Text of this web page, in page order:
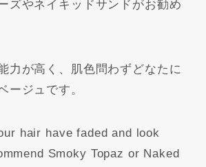
ズやネイキッドサンドがお勧め
力が高く、肌色問わずどなたに
ージュです。
hair have faded and look
Smoky Topaz or Naked